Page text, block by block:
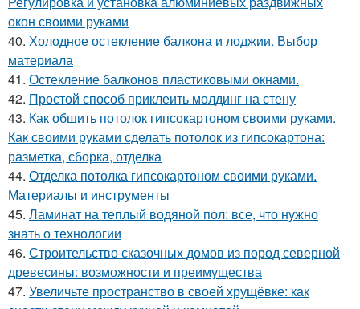
окон своими руками
40. Холодное остекление балкона и лоджии. Выбор
материала
41. Остекление балконов пластиковыми окнами.
42. Простой способ приклеить молдинг на стену
43. Как обшить потолок гипсокартоном своими руками.
Как своими руками сделать потолок из гипсокартона:
разметка, сборка, отделка
44. Отделка потолка гипсокартоном своими руками.
Материалы и инструменты
45. Ламинат на теплый водяной пол: все, что нужно
знать о технологии
46. Строительство сказочных домов из пород северной
древесины: возможности и преимущества
47. Увеличьте пространство в своей хрущёвке: как